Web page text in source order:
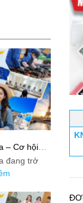
– Cơ hội
đang trở